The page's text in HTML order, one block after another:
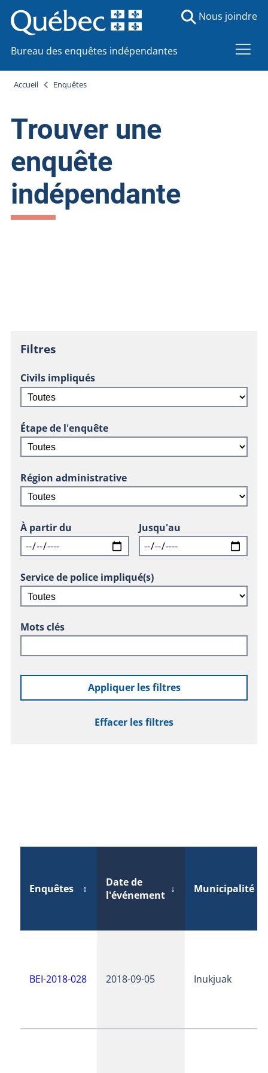
Bureau des enquêtes indépendantes
Nous joindre
Accueil Enquêtes
Trouver une
enquête
indépendante
Filtres
Civils impliqués
Étape de l'enquête
Région administrative
À partir du Jusqu'au
Service de police impliqué(s)
Mots clés
Appliquer les filtres
Effacer les filtres
Enquêtes ↕
Date de
l'événement ↓ Municipalité
BEI-2018-028 2018-09-05 Inukjuak